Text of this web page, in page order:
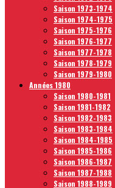
Saison 1973-1974
Saison 1974-1975
Saison 1975-1976
Saison 1976-1977
Saison 1977-1978
Saison 1978-1979
Saison 1979-1980
Années 1980
Saison 1980-1981
Saison 1981-1982
Saison 1982-1983
Saison 1983-1984
Saison 1984-1985
Saison 1985-1986
Saison 1986-1987
Saison 1987-1988
Saison 1988-1989